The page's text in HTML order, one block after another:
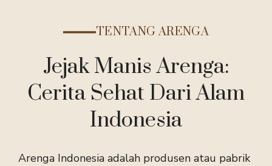
TENTANG ARENGA
Jejak Manis Arenga:
Cerita Sehat Dari Alam
Indonesia
Arenga Indonesia adalah produsen atau pabrik